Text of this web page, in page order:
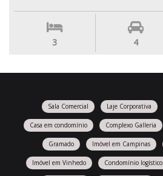
3 4
Sala Comercial Laje Corporativa
Casa em condomínio Complexo Galleria
Gramado Imóvel em Campinas
Imóvel em Vinhedo Condomínio logístico